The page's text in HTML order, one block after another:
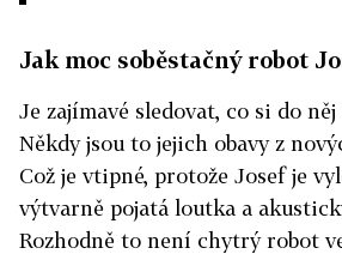
Jak moc soběstačný robot
Je zajímavé sledovat, co si do
Někdy jsou to jejich obavy z
Což je vtipné, protože Josef je
výtvarně pojatá loutka a
Rozhodně to není chytrý robot